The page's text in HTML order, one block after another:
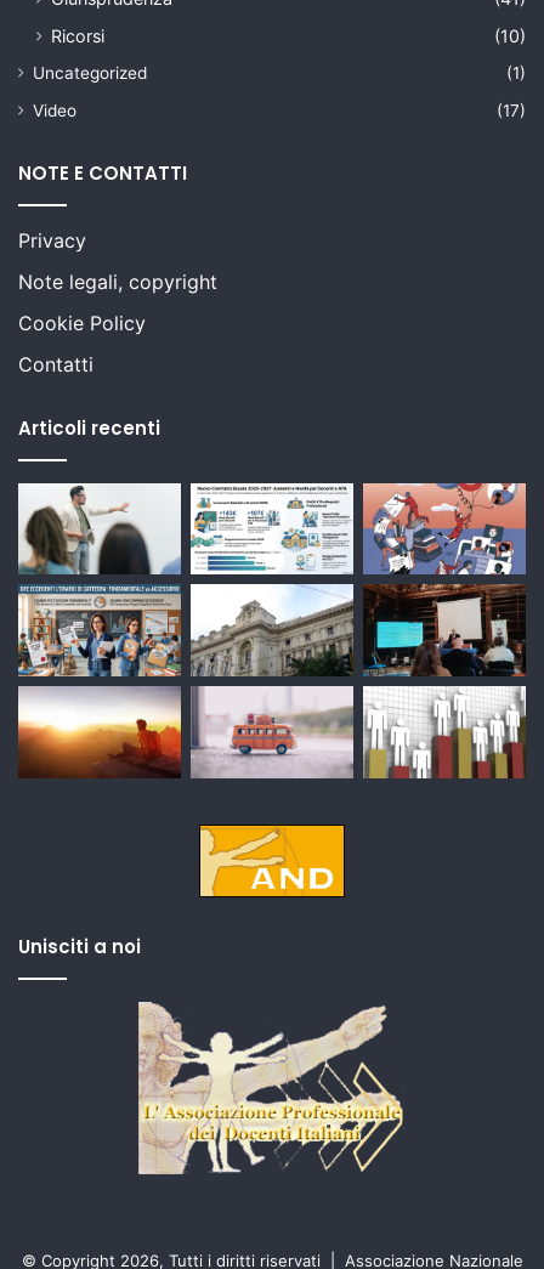
Ricorsi
(10)
Uncategorized
(1)
Video
(17)
NOTE E CONTATTI
Privacy
Note legali, copyright
Cookie Policy
Contatti
Articoli recenti
Unisciti a noi
© Copyright 2026, Tutti i diritti riservati | Associazione Nazionale